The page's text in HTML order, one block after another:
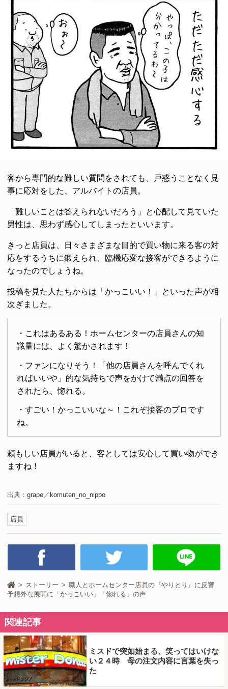
客から専門的な難しい質問をされても、戸惑うことなく見
事に応対をした、アルバイトの店員。
「難しいことは答えられないだろう」と心配して見ていた
男性は、思わず感心してしまったといいます。
きっと店員は、日々さまざまな目的で買い物に来る客の対
応をするうちに鍛えられ、臨機応変な接客ができるように
なったのでしょうね。
投稿を見た人たちからは「かっこいい！」といった声が相
次ぎました。
・これはあるある！ホームセンターの店員さんの知
識量には、よく驚かされます！
・ファンになりそう！「他の店員さんを呼んでくれ
ればいいや」的な気持ちで声をかけて満点の回答を
されたら、惚れる。
・すごい！かっこいいな～！これぞ接客のプロです
ね。
頼もしい店員がいると、客としては安心して買い物ができ
ますね！
出典： grape ／ komuten_no_nippo
店員
ストーリー
職人とホームセンター店員の『やりとり』に反響
予想外な展開に「かっこいい」「惚れる」の声
関連記事
ミスドで突如始まる、笑ってはいけな
い２４時 母の注文内容に言葉を失っ
た